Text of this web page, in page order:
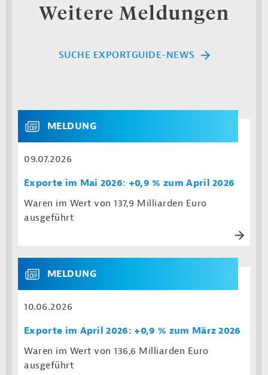
Weitere Meldungen
SUCHE EXPORTGUIDE-NEWS
MELDUNG
09.07.2026
Exporte im Mai 2026: +0,9 % zum April 2026
Waren im Wert von 137,9 Milliarden Euro
ausgeführt
MELDUNG
10.06.2026
Exporte im April 2026: +0,9 % zum März 2026
Waren im Wert von 136,6 Milliarden Euro
ausgeführt